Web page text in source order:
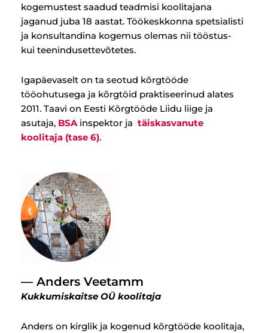
kogemustest saadud teadmisi koolitajana
jaganud juba 18 aastat. Töökeskkonna spetsialisti
ja konsultandina kogemus olemas nii tööstus-
kui teenindusettevõtetes.
Igapäevaselt on ta seotud kõrgtööde
tööohutusega ja kõrgtöid praktiseerinud alates
2011. Taavi on Eesti Kõrgtööde Liidu liige ja
asutaja, BSAinspektor ja täiskasvanute
koolitaja (tase 6).
— Anders Veetamm
Kukkumiskaitse OÜ koolitaja
Anders on kirglik ja kogenud kõrgtööde koolitaja,